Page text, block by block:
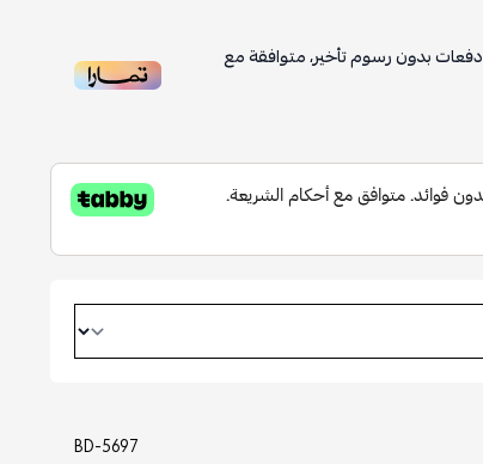
دفعات بدون رسوم تأخير، متوافقة مع
BD-5697